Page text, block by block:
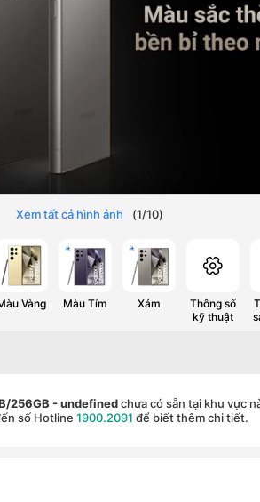
Xem tất cả hình ảnh (1/10)
Vàng Màu Tím Xám
Thông số
kỹ thuật
256GB - undefinedchưa có sẵn tại khu vực
số Hotline 1900.2091 để biết thêm chi tiết.